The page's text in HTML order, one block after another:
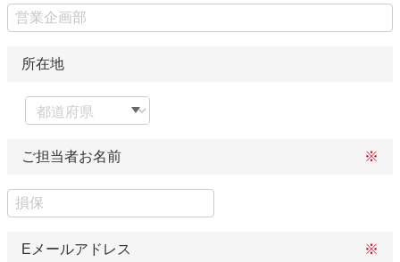
所在地
ご担当者お名前
Eメールアドレス